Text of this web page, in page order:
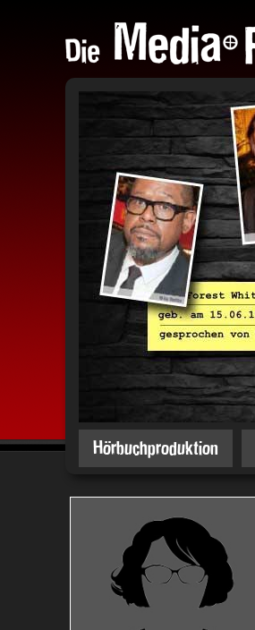
Hörbuchproduktion